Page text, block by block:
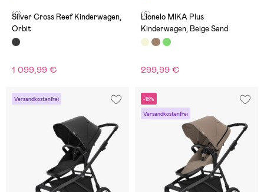
(0)
Silver Cross Reef Kinderwagen,
Orbit
1 099,99 €
(6)
Lionelo MIKA Plus
Kinderwagen, Beige Sand
299,99 €
Versandkostenfrei -16%
Versandkostenfrei